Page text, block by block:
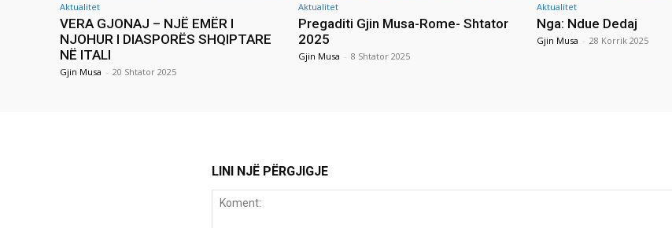
Aktualitet
VERA GJONAJ – NJË EMËR I
NJOHUR I DIASPORËS SHQIPTARE
NË ITALI
Gjin Musa - 20 Shtator 2025
Aktualitet
Pregaditi Gjin Musa-Rome- Shtator
2025
Gjin Musa - 8 Shtator 2025
Aktualitet
Nga: Ndue Dedaj
Gjin Musa - 28 Korrik 2025
LINI NJË PËRGJIGJE